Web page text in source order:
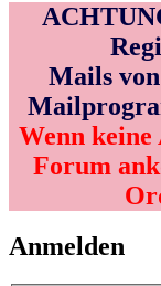
Mails
Wenn
Forum
Anmelden